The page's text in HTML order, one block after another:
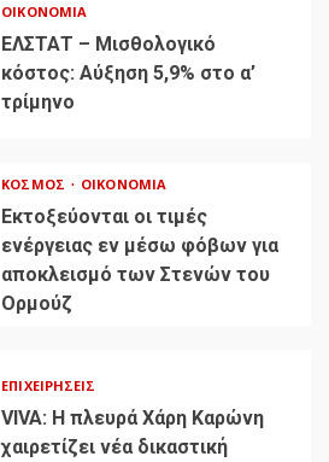
ΟΙΚΟΝΟΜΊΑ
ΕΛΣΤΑΤ – Μισθολογικό
κόστος: Αύξηση 5,9% στο α’
τρίμηνο
ΚΌΣΜΟΣ ΟΙΚΟΝΟΜΊΑ
Εκτοξεύονται οι τιμές
ενέργειας εν μέσω φόβων για
αποκλεισμό των Στενών του
Ορμούζ
ΕΠΙΧΕΙΡΉΣΕΙΣ
VIVA: Η πλευρά Χάρη Καρώνη
χαιρετίζει νέα δικαστική